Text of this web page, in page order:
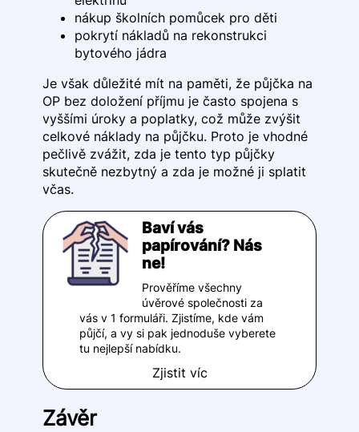
nákup školních pomůcek pro děti
pokrytí nákladů na rekonstrukci
bytového jádra
Je však důležité mít na paměti, že půjčka na
OP bez doložení příjmu je často spojena s
vyššími úroky a poplatky, což může zvýšit
celkové náklady na půjčku. Proto je vhodné
pečlivě zvážit, zda je tento typ půjčky
skutečně nezbytný a zda je možné ji splatit
včas.
Baví vás
papírování? Nás
ne!
Prověříme všechny
úvěrové společnosti za
vás v 1 formuláři. Zjistíme, kde vám
půjčí, a vy si pak jednoduše vyberete
tu nejlepší nabídku.
Zjistit víc
Závěr